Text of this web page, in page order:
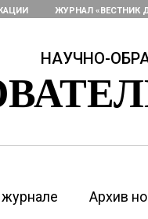
ЖУРНАЛ «ВЕСТНИК
НАУЧНО-
Архив